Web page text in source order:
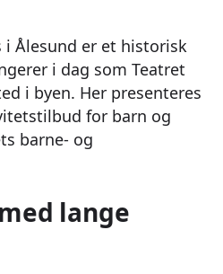
Ålesund er et historisk
i dag som Teatret
i byen. Her presenteres
for barn og
barne- og
lange